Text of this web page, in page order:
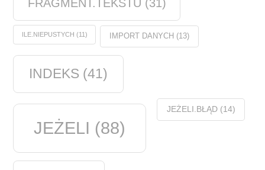
FRAGMENT.TEKSTU (31)
ILE.NIEPUSTYCH (11) IMPORT DANYCH(13)
INDEKS (41)
JEŻELI (88)
JEŻELI.BŁĄD(14)